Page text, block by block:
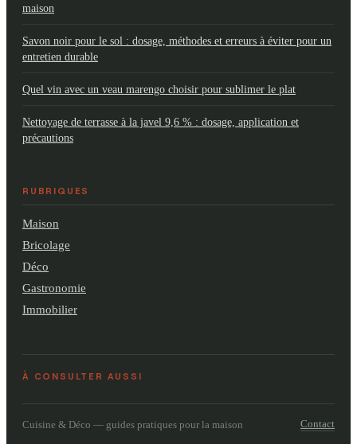
maison
Savon noir pour le sol : dosage, méthodes et erreurs à éviter pour un
entretien durable
Quel vin avec un veau marengo choisir pour sublimer le plat
Nettoyage de terrasse à la javel 9,6 % : dosage, application et
précautions
RUBRIQUES
Maison
Bricolage
Déco
Gastronomie
Immobilier
À CONSULTER AUSSI
Cuisine & Déco — guides pratiques pour la maison Contact